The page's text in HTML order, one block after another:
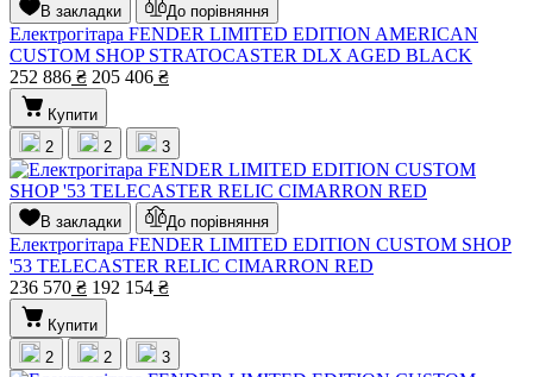
В закладки До порівняння
Електрогітара FENDER LIMITED EDITION AMERICAN
CUSTOM SHOP STRATOCASTER DLX AGED BLACK
252 886 ₴ 205 406 ₴
Купити
2
2 3
В закладки До порівняння
Електрогітара FENDER LIMITED EDITION CUSTOM SHOP
'53 TELECASTER RELIC CIMARRON RED
236 570 ₴ 192 154 ₴
Купити
2
2 3